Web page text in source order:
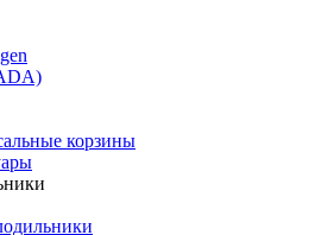
корзины